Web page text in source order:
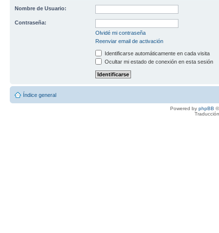
Nombre de Usuario:
Contraseña:
Olvidé mi contraseña
Reenviar email de activación
Identificarse automáticamente en cada visita
Ocultar mi estado de conexión en esta sesión
Índice general
Powered by phpBB